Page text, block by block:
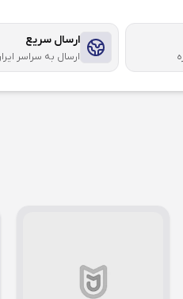
ارسال سریع
ارسال به سراسر